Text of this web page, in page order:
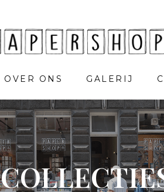
OVER ONS GALERIJ